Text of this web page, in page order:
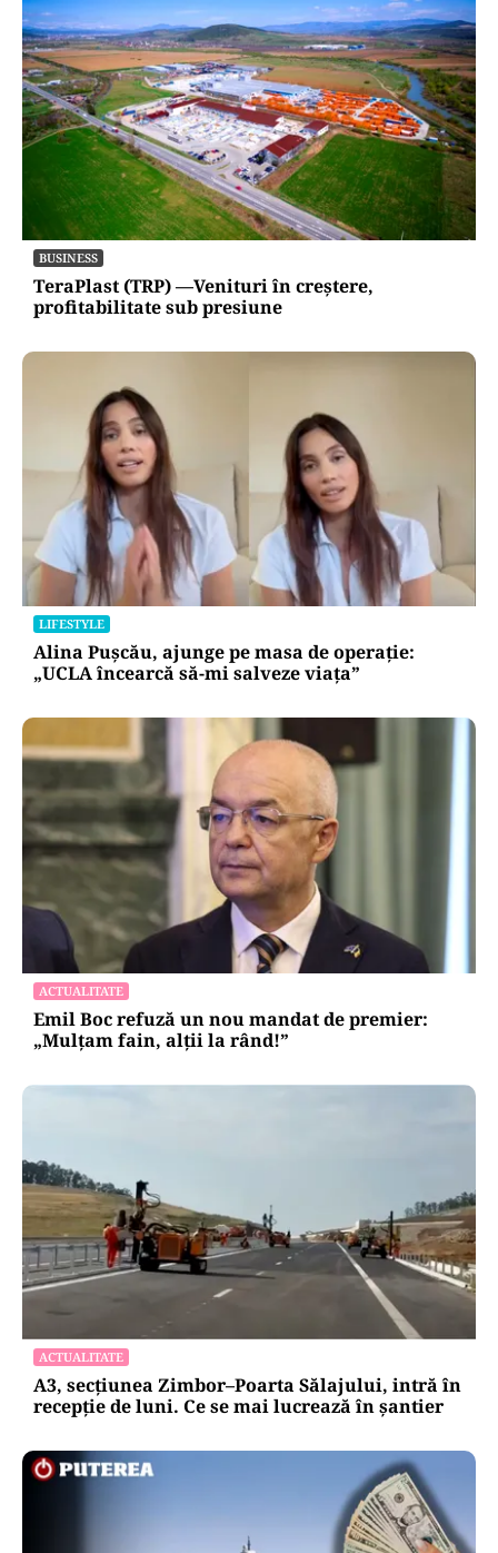
BUSINESS
TeraPlast (TRP) —Venituri în creștere,
profitabilitate sub presiune
LIFESTYLE
Alina Pușcău, ajunge pe masa de operație:
„UCLA încearcă să-mi salveze viața”
ACTUALITATE
Emil Boc refuză un nou mandat de premier:
„Mulțam fain, alții la rând!”
ACTUALITATE
A3, secțiunea Zimbor–Poarta Sălajului, intră în
recepție de luni. Ce se mai lucrează în șantier